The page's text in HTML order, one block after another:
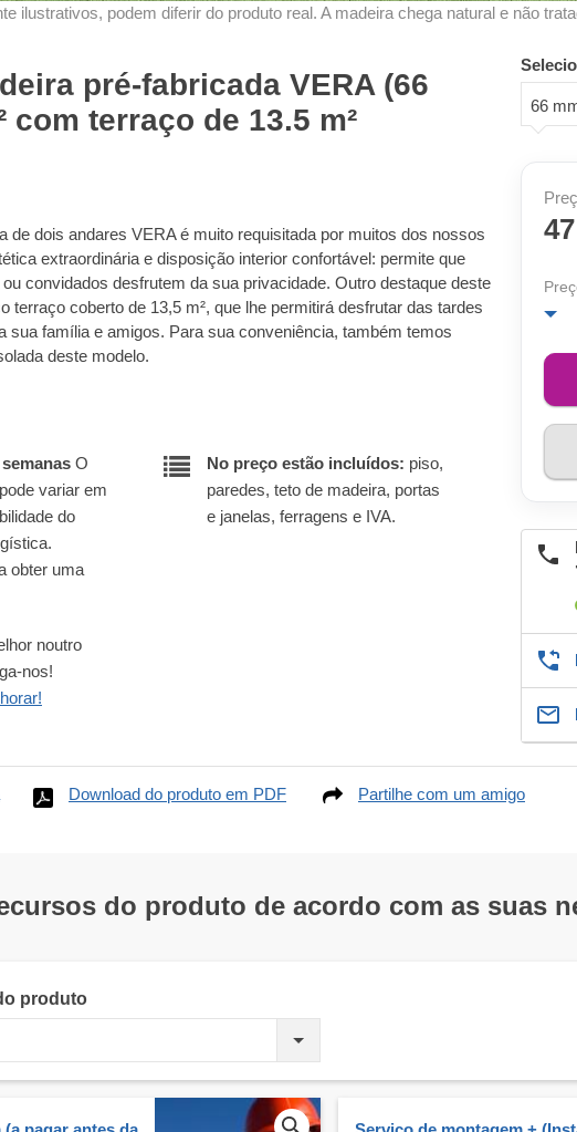
ilustrativos, podem diferir do produto real. A madeira chega natural e não
pré-fabricada VERA (66
com terraço de 13.5 m²
de dois andares VERA é muito requisitada por muitos dos nossos
extraordinária e disposição interior confortável: permite que
convidados desfrutem da sua privacidade. Outro destaque deste
terraço coberto de 13,5 m², que lhe permitirá desfrutar das tardes
sua família e amigos. Para sua conveniência, também temos
deste modelo.
O
variar em
do
obter uma
No preço estão incluídos: piso,
paredes, teto de madeira, portas
e janelas, ferragens e IVA.
noutro
nos!
66
Download do produto em PDF Partilhe com um amigo
do produto de acordo com as suas
produto